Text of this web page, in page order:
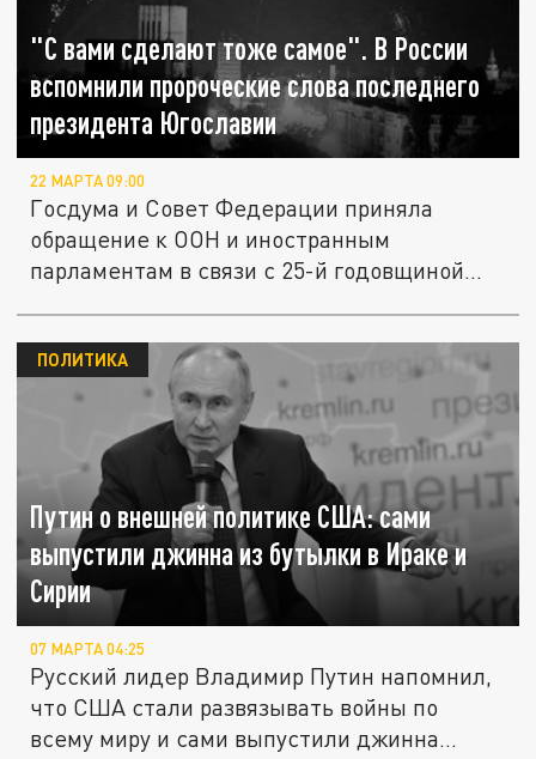
"С вами сделают тоже самое". В России
вспомнили пророческие слова последнего
президента Югославии
22 МАРТА 09:00
Госдума и Совет Федерации приняла
обращение к ООН и иностранным
парламентам в связи с 25-й годовщиной...
Путин о внешней политике США: сами
выпустили джинна из бутылки в Ираке и
Сирии
ПОЛИТИКА
07 МАРТА 04:25
Русский лидер Владимир Путин напомнил,
что США стали развязывать войны по
всему миру и сами выпустили джинна...